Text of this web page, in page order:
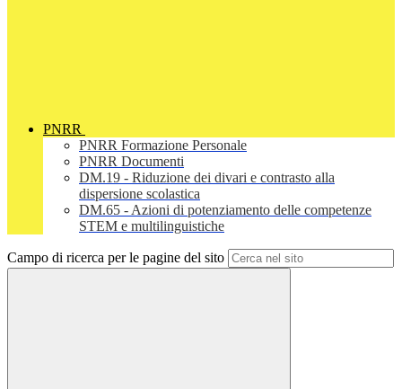
PNRR
PNRR Formazione Personale
PNRR Documenti
DM.19 - Riduzione dei divari e contrasto alla
dispersione scolastica
DM.65 - Azioni di potenziamento delle competenze
STEM e multilinguistiche
Campo di ricerca per le pagine del sito